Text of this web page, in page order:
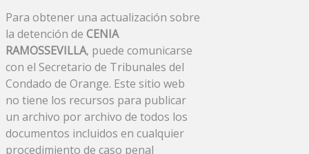
Para obtener una actualización sobre
la detención de CENIA
RAMOSSEVILLA, puede comunicarse
con el Secretario de Tribunales del
Condado de Orange. Este sitio web
no tiene los recursos para publicar
un archivo por archivo de todos los
documentos incluidos en cualquier
procedimiento de caso penal